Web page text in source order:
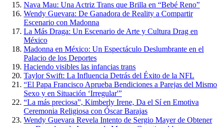
Nava Mau: Una Actriz Trans que Brilla en “Bebé Reno”
Wendy Guevara: De Ganadora de Reality a Compartir
Escenario con Madonna
La Más Draga: Un Escenario de Arte y Cultura Drag en
México
Madonna en México: Un Espectáculo Deslumbrante en el
Palacio de los Deportes
Haciendo visibles las infancias trans
Taylor Swift: La Influencia Detrás del Éxito de la NFL
“El Papa Francisco Aprueba Bendiciones a Parejas del Mismo
Sexo y en Situación ‘Irregular'”
“La más preciosa”, Kimberly Irene, Da el Sí en Emotiva
Ceremonia Religiosa con Óscar Barajas
Wendy Guevara Revela Intento de Sergio Mayer de Obtener